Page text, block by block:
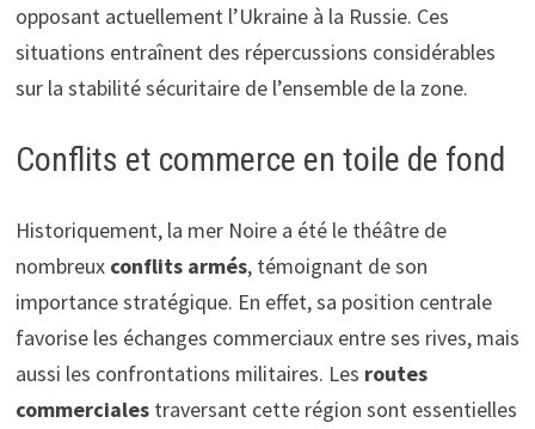
opposant actuellement l’Ukraine à la Russie. Ces
situations entraînent des répercussions considérables
sur la stabilité sécuritaire de l’ensemble de la zone.
Conflits et commerce en toile de fond
Historiquement, la mer Noire a été le théâtre de
nombreux conflits armés, témoignant de son
importance stratégique. En effet, sa position centrale
favorise les échanges commerciaux entre ses rives, mais
aussi les confrontations militaires. Les routes
commercialestraversant cette région sont essentielles